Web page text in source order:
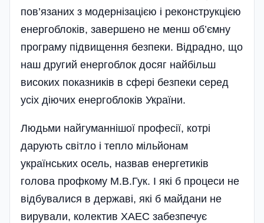
пов’язаних з модернізацією і реконструкцією
енергоблоків, завершено не менш об’ємну
програму підвищення безпеки. Відрадно, що
наш другий енергоблок досяг найбільш
високих показників в сфері безпеки серед
усіх діючих енергоблоків України.
Людьми найгуманнішої професії, котрі
дарують світло і тепло мільйонам
українських осель, назвав енергетиків
голова профкому М.В.Гук. І які б процеси не
відбувалися в державі, які б майдани не
вирували, колектив ХАЕС забезпечує